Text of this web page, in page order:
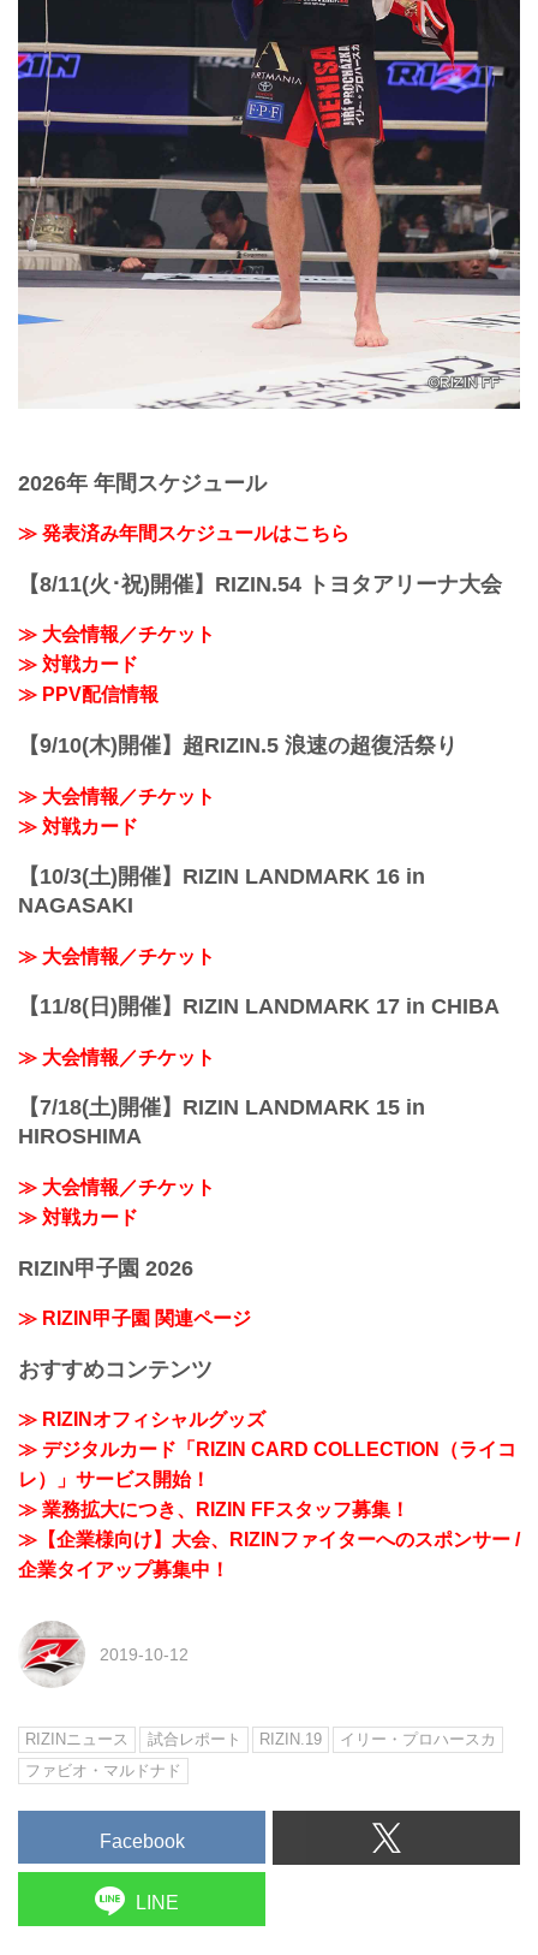
2026年 年間スケジュール
≫ 発表済み年間スケジュールはこちら
【8/11(火･祝)開催】RIZIN.54 トヨタアリーナ大会
≫ 大会情報／チケット
≫ 対戦カード
≫ PPV配信情報
【9/10(木)開催】超RIZIN.5 浪速の超復活祭り
≫ 大会情報／チケット
≫ 対戦カード
【10/3(土)開催】RIZIN LANDMARK 16 in
NAGASAKI
≫ 大会情報／チケット
【11/8(日)開催】RIZIN LANDMARK 17 in CHIBA
≫ 大会情報／チケット
【7/18(土)開催】RIZIN LANDMARK 15 in
HIROSHIMA
≫ 大会情報／チケット
≫ 対戦カード
RIZIN甲子園 2026
≫ RIZIN甲子園 関連ページ
おすすめコンテンツ
≫ RIZINオフィシャルグッズ
≫ デジタルカード「RIZIN CARD COLLECTION（ライコ
レ）」サービス開始！
≫ 業務拡大につき、RIZIN FFスタッフ募集！
≫【企業様向け】大会、RIZINファイターへのスポンサー /
企業タイアップ募集中！
2019-10-12
RIZINニュース 試合レポート RIZIN.19
イリー・プロハースカ
ファビオ・マルドナド
Facebook
LINE